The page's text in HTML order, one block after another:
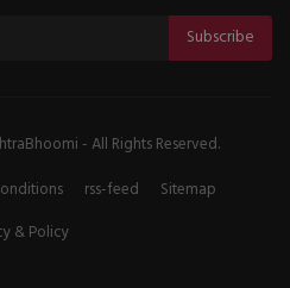
Subscribe
- All Rights Reserved.
rss-feed
Sitemap
& Policy